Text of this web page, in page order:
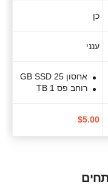
כן
ענני
אחסון 25 GB SSD
רוחב פס 1 TB
$5.00